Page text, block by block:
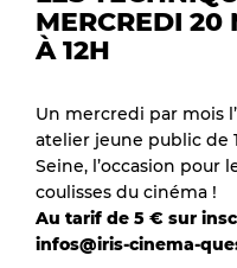
MERCREDI 20
À 12H
Un mercredi par mois
atelier jeune public de
Seine, l’occasion pour
coulisses du cinéma !
Au tarif de 5 € sur
infos@iris-cinema-